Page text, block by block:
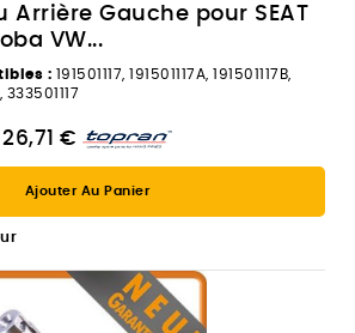
Arrière Gauche pour SEAT
VW...
: 191501117, 191501117A, 191501117B,
333501117
26,71 €
Ajouter Au Panier